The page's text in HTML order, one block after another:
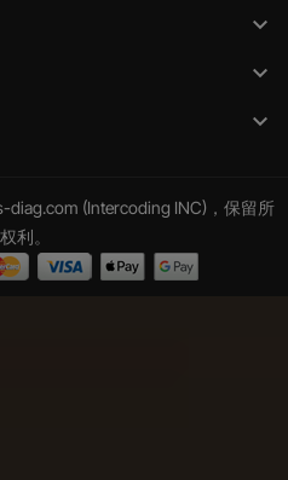



(Intercoding INC)，保留所
利。